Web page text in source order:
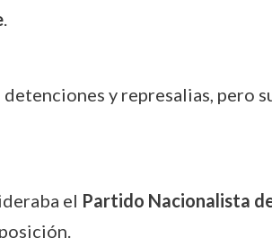
.
y represalias, pero
el Partido Nacionalista